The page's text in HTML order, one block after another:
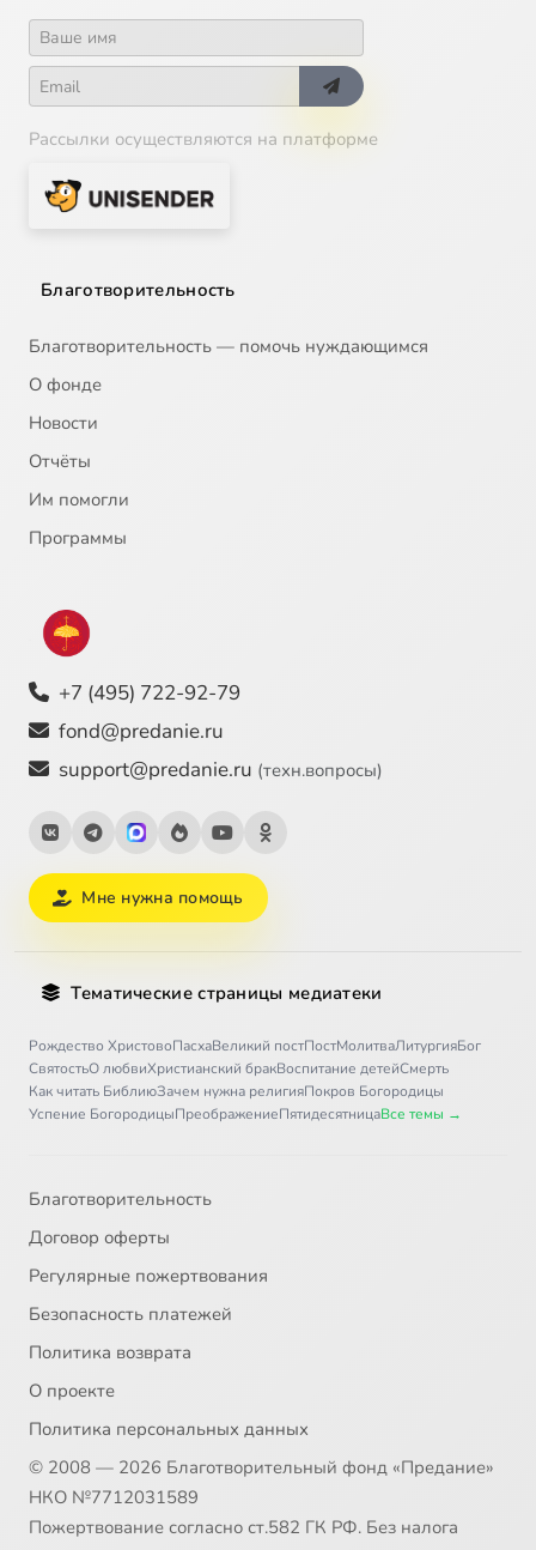
Рассылки осуществляются на платформе
Благотворительность
Благотворительность — помочь нуждающимся
О фонде
Новости
Отчёты
Им помогли
Программы
+7 (495) 722-92-79
fond@predanie.ru
support@predanie.ru (техн.вопросы)
Мне нужна помощь
Тематические страницы медиатеки
Рождество ХристовоПасхаВеликий постПостМолитваЛитургияБог
СвятостьО любвиХристианский бракВоспитание детейСмерть
Как читать БиблиюЗачем нужна религияПокров Богородицы
Успение БогородицыПреображениеПятидесятницаВсе темы →
Благотворительность
Договор оферты
Регулярные пожертвования
Безопасность платежей
Политика возврата
О проекте
Политика персональных данных
© 2008 — 2026 Благотворительный фонд «Предание»
НКО №7712031589
Пожертвование согласно ст.582 ГК РФ. Без налога